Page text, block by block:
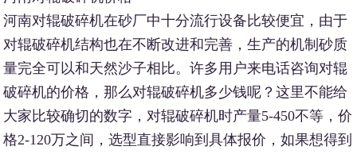
河南对辊破碎机在砂厂中十分流行设备比较便宜，由于
对辊破碎机结构也在不断改进和完善，生产的机制砂质
量完全可以和天然沙子相比。许多用户来电话咨询对辊
破碎机的价格，那么对辊破碎机多少钱呢？这里不能给
大家比较确切的数字，对辊破碎机时产量5-450不等，价
格2-120万之间，选型直接影响到具体报价，如果想得到